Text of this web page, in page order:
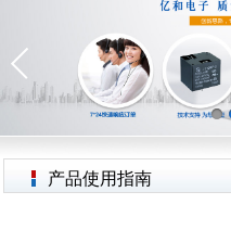
产品使用指南